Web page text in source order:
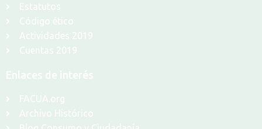
Estatutos
Código ético
Actividades 2019
Cuentas 2019
Enlaces de interés
FACUA.org
Archivo Histórico